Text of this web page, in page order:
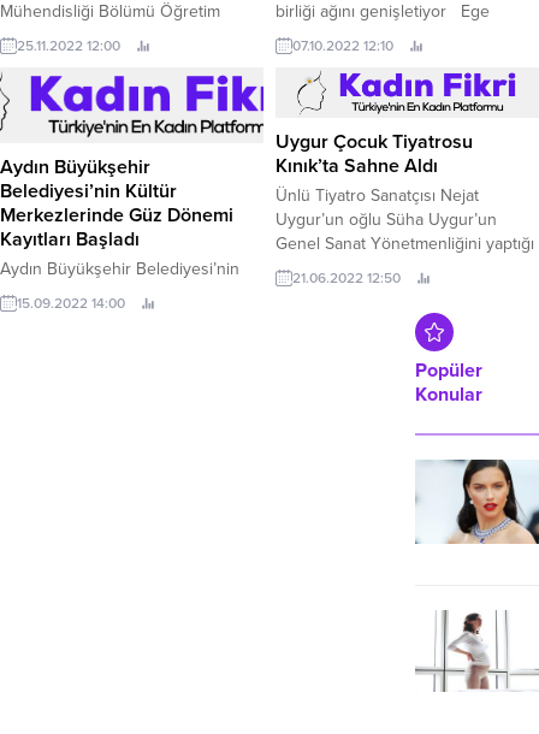
Mühendisliği Bölümü Öğretim
üyesi Doç.
25.11.2022 12:00
birliği ağını genişletiyor Ege
Üniversitesi (EÜ), uluslararası iş
birliği ağını yeni protokollerle
genişletmeye devam ediyor.
07.10.2022 12:10
Aydın Büyükşehir
Belediyesi’nin Kültür
Merkezlerinde Güz Dönemi
Kayıtları Başladı
Aydın Büyükşehir Belediyesi’nin
7’den 70’e tüm Aydınlılar için
düzenlediği güz dönemi
15.09.2022 14:00
Uygur Çocuk Tiyatrosu
Kınık’ta Sahne Aldı
Ünlü Tiyatro Sanatçısı Nejat
Uygur’un oğlu Süha Uygur’un
Genel Sanat Yönetmenliğini yaptığı
“Uygur Çocuk Tiyatrosu” Kınıklı
miniklerle bir araya geldi.
21.06.2022 12:50
Popüler
Konular